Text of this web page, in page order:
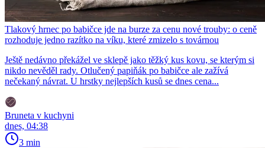
Tlakový hrnec po babičce jde na burze za cenu nové trouby: o ceně
rozhoduje jedno razítko na víku, které zmizelo s továrnou
Ještě nedávno překážel ve sklepě jako těžký kus kovu, se kterým si
nikdo nevěděl rady. Otlučený papiňák po babičce ale zažívá
nečekaný návrat. U hrstky nejlepších kusů se dnes cena...
Bruneta v kuchyni
dnes, 04:38
3 min